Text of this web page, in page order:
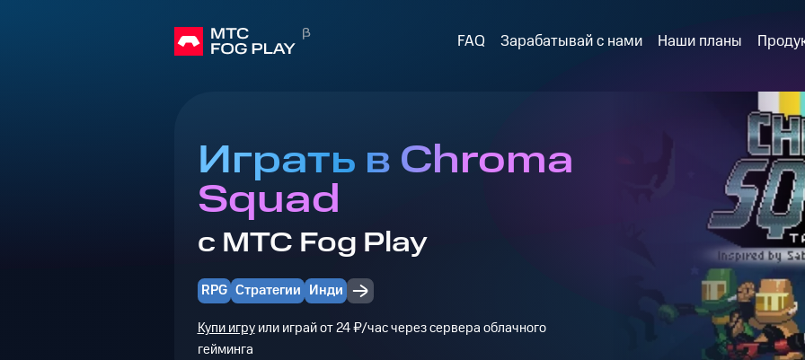
FAQ Зарабатывай с нами Наши планы
Играть в Chroma
Squad
с МТС Fog Play
RPG Стратегии Инди
Купи игруили играй от 24 ₽/час через сервера облачного
гейминга